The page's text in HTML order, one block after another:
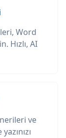
Word
Hızlı, AI
ve